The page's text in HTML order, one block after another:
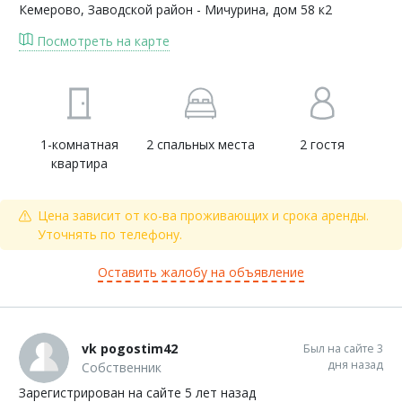
Кемерово, Заводской район - Мичурина, дом 58 к2
Посмотреть на карте
1-комнатная
квартира
2 спальных места 2 гостя
Цена зависит от ко-ва проживающих и срока аренды.
Уточнять по телефону.
Оставить жалобу на объявление
vk pogostim42
Собственник
Был на сайте 3
дня назад
Зарегистрирован на сайте 5 лет назад